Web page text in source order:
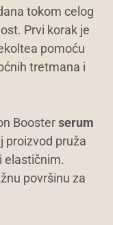
tokom celog
Prvi korak je
pomoću
tretmana i
Boosterserum
proizvod pruža
elastičnim.
površinu za